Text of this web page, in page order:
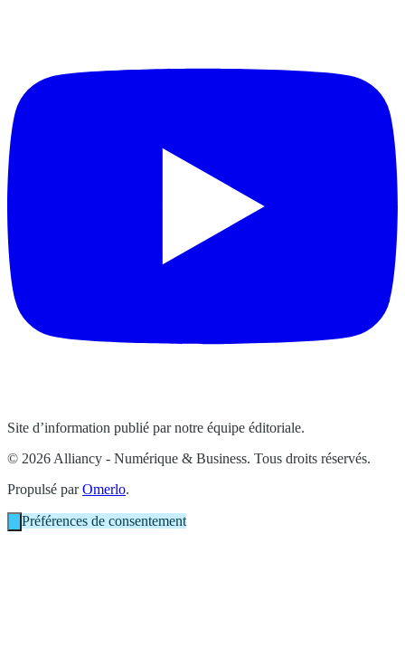
Site d’information publié par notre équipe éditoriale.
© 2026 Alliancy - Numérique & Business. Tous droits réservés.
Propulsé parOmerlo.
Préférences de consentement